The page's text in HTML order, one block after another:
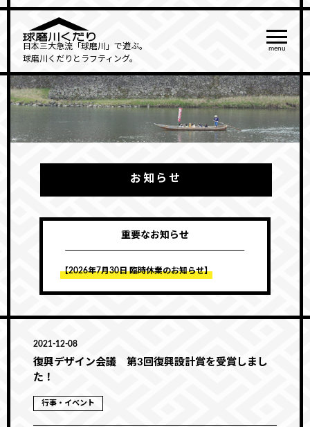
日本三大急流「球磨川」で遊ぶ。
球磨川くだりとラフティング。
menu
お知らせ
重要なお知らせ
【2026年7月30日 臨時休業のお知らせ】
2021-12-08
復興デザイン会議 第3回復興設計賞を受賞しまし
た！
行事・イベント